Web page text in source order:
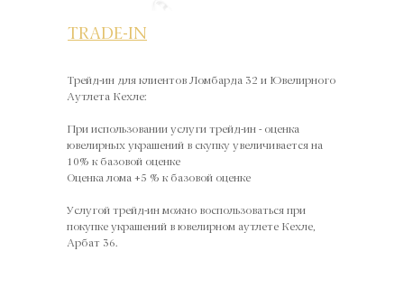
TRADE-IN
Трейд-ин для клиентов Ломбарда 32 и Ювелирного
Аутлета Кехле:
При использовании услуги трейд-ин - оценка
ювелирных украшений в скупку увеличивается на
10% к базовой оценке
Оценка лома +5 % к базовой оценке
Услугой трейд-ин можно воспользоваться при
покупке украшений в ювелирном аутлете Кехле,
Арбат 36.